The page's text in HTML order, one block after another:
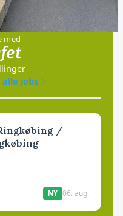
med
alle jobs
/
NY 06. aug.